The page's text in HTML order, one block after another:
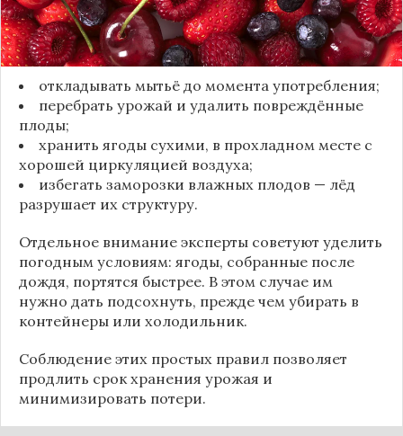
Чтобы ягоды сохранили свежесть, специалисты
рекомендуют:
откладывать мытьё до момента употребления;
перебрать урожай и удалить повреждённые
плоды;
хранить ягоды сухими, в прохладном месте с
хорошей циркуляцией воздуха;
избегать заморозки влажных плодов — лёд
разрушает их структуру.
Отдельное внимание эксперты советуют уделить
погодным условиям: ягоды, собранные после
дождя, портятся быстрее. В этом случае им
нужно дать подсохнуть, прежде чем убирать в
контейнеры или холодильник.
Соблюдение этих простых правил позволяет
продлить срок хранения урожая и
минимизировать потери.